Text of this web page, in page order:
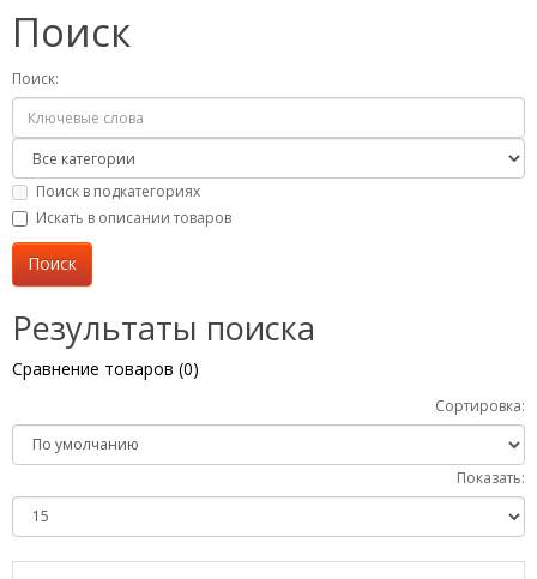
Поиск
Поиск:
Поиск в подкатегориях
Искать в описании товаров
Результаты поиска
Сравнение товаров (0)
Сортировка:
Показать: